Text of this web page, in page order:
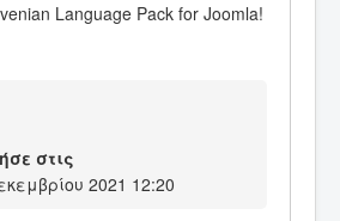
Language Pack for Joomla!
στις
2021 12:20